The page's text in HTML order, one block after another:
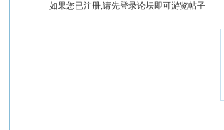
如果您已注册,请先登录论坛即可游览帖子